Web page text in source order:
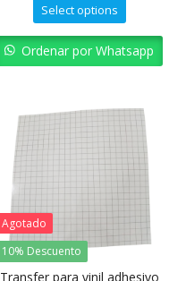
Select options
Ordenar por Whatsapp
Agotado
10% Descuento
Transfer para vinil adhesivo